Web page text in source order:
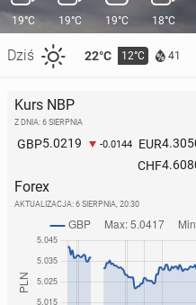
19°C
Dziś 22°C 12°C 41
19°C 19°C 18°C
Kurs NBP
Z DNIA: 6 SIERPNIA
GBP5.0219 -0.0144 EUR
CHF
Forex
AKTUALIZACJA: 6 SIERPNIA, 20:30